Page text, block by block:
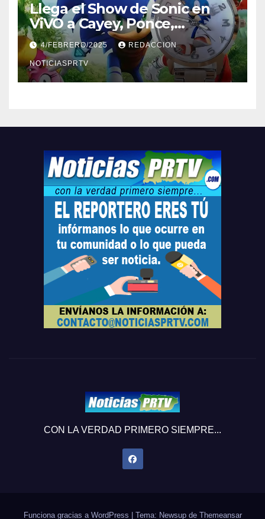
Llega el Show de Sonic en
ViVO a Cayey, Ponce,
Barceloneta y Humacao,
Relojes gratis para el que
compre ahora….
4/FEBRERO/2025 REDACCION
NOTICIASPRTV
CON LA VERDAD PRIMERO SIEMPRE...
Funciona gracias a WordPress Tema: Newsup de Themeansar